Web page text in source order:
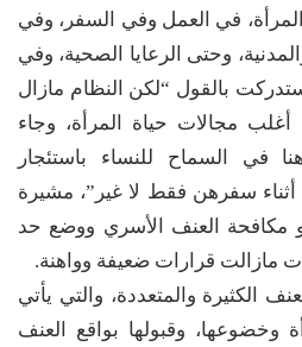
في العمل وفي السفر، وفي
وحتى الرعايا الصحية، وفي
بالقول “لكن النظام مازال
مجالات حياة المرأة، وجاء
في السماح للنساء باستئجار
سفرهن فقط لا غير”، مشيرة
مكافحة العنف الأسري ووضع حد
مازالت قرارات ضعيفة وواهنة.
الكثيرة والمتعددة، والتي يأتي
وخضوعها، وقبولها بواقع العنف